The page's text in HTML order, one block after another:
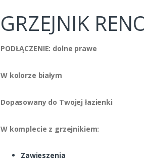
GRZEJNIK
PODŁĄCZENIE: dolne prawe
W kolorze białym
Dopasowany do Twojej łazienki
W komplecie z grzejnikiem:
Zawieszenia